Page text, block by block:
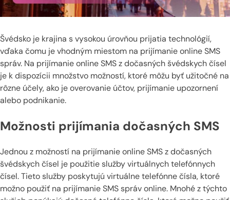
Švédsko je krajina s vysokou úrovňou prijatia technológií,
vďaka čomu je vhodným miestom na prijímanie online SMS
správ. Na prijímanie online SMS z dočasných švédskych čísel
je k dispozícii množstvo možností, ktoré môžu byť užitočné na
rôzne účely, ako je overovanie účtov, prijímanie upozornení
alebo podnikanie.
Možnosti prijímania dočasných SMS
Jednou z možností na prijímanie online SMS z dočasných
švédskych čísel je použitie služby virtuálnych telefónnych
čísel. Tieto služby poskytujú virtuálne telefónne čísla, ktoré
možno použiť na prijímanie SMS správ online. Mnohé z týchto